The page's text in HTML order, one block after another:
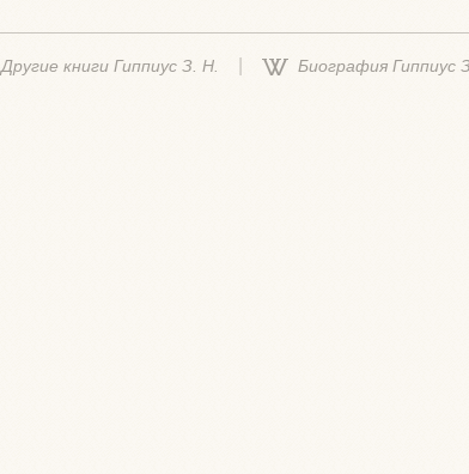
Другие книги Гиппиус З. Н. Биография Гиппиус